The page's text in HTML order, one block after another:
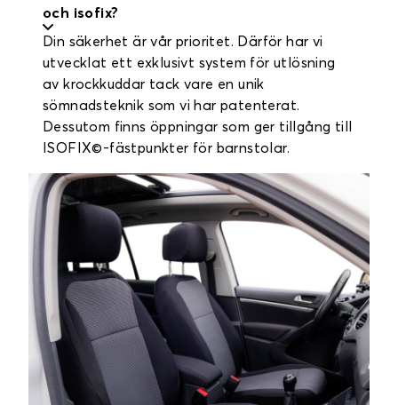
och isofix?
Din säkerhet är vår prioritet. Därför har vi
utvecklat ett exklusivt system för utlösning
av krockkuddar tack vare en unik
sömnadsteknik som vi har patenterat.
Dessutom finns öppningar som ger tillgång till
ISOFIX©-fästpunkter för barnstolar.